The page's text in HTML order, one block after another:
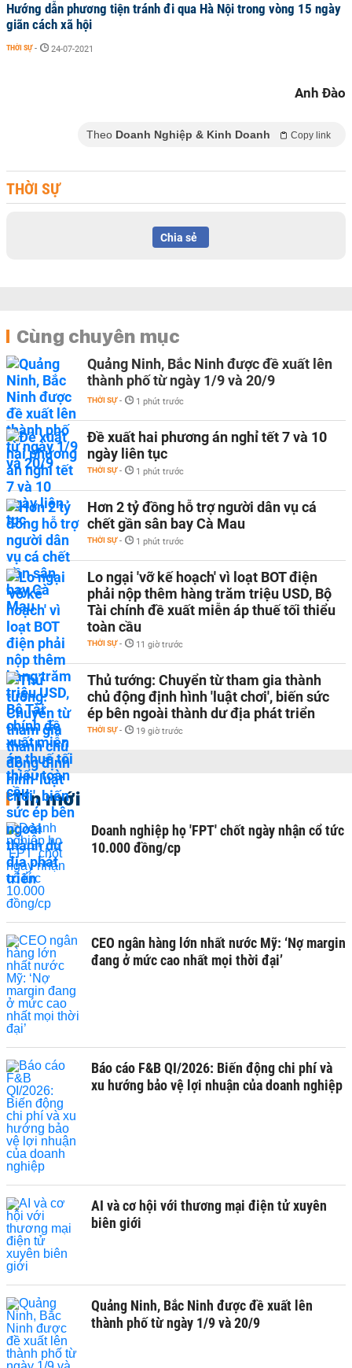
Hướng dẫn phương tiện tránh đi qua Hà Nội trong vòng 15 ngày
giãn cách xã hội
THỜI SỰ - 24-07-2021
Anh Đào
Theo Doanh Nghiệp & Kinh Doanh Copy link
THỜI SỰ
Chia sẻ
Cùng chuyên mục
Quảng Ninh, Bắc Ninh được đề xuất lên
thành phố từ ngày 1/9 và 20/9
THỜI SỰ - 1 phút trước
Đề xuất hai phương án nghỉ tết 7 và 10
ngày liên tục
THỜI SỰ - 1 phút trước
Hơn 2 tỷ đồng hỗ trợ người dân vụ cá
chết gần sân bay Cà Mau
THỜI SỰ - 1 phút trước
Lo ngại 'vỡ kế hoạch' vì loạt BOT điện
phải nộp thêm hàng trăm triệu USD, Bộ
Tài chính đề xuất miễn áp thuế tối thiểu
toàn cầu
THỜI SỰ - 11 giờ trước
Thủ tướng: Chuyển từ tham gia thành
chủ động định hình 'luật chơi', biến sức
ép bên ngoài thành dư địa phát triển
THỜI SỰ - 19 giờ trước
Tin mới
Doanh nghiệp họ 'FPT' chốt ngày nhận cổ tức
10.000 đồng/cp
CEO ngân hàng lớn nhất nước Mỹ: ‘Nợ margin
đang ở mức cao nhất mọi thời đại’
Báo cáo F&B QI/2026: Biến động chi phí và
xu hướng bảo vệ lợi nhuận của doanh nghiệp
AI và cơ hội với thương mại điện tử xuyên
biên giới
Quảng Ninh, Bắc Ninh được đề xuất lên
thành phố từ ngày 1/9 và 20/9